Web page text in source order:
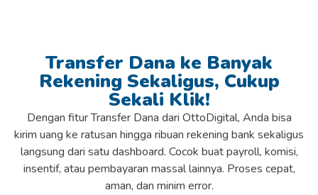
Transfer Dana ke Banyak
Rekening Sekaligus, Cukup
Sekali Klik!
Dengan fitur Transfer Dana dari OttoDigital, Anda bisa
kirim uang ke ratusan hingga ribuan rekening bank sekaligus
langsung dari satu dashboard. Cocok buat payroll, komisi,
insentif, atau pembayaran massal lainnya. Proses cepat,
aman, dan minim error.